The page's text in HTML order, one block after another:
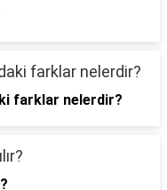
farklar nelerdir?